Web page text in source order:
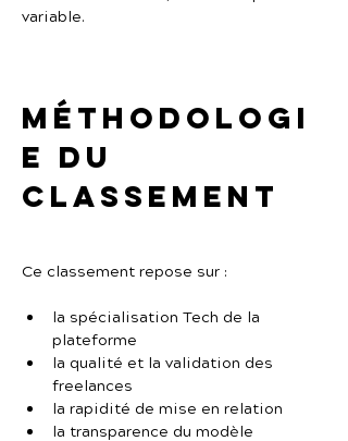
variable.
Méthodologi
e du
classement
Ce classement repose sur :
la spécialisation Tech de la
plateforme
la qualité et la validation des
freelances
la rapidité de mise en relation
la transparence du modèle